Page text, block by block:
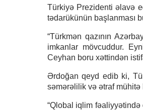
Türkiyə Prezidenti əlavə
tədarükünün başlanması
“Türkmən qazının
imkanlar mövcuddur.
Ceyhan boru xəttindən
Ərdoğan qeyd edib ki,
səmərəlilik və ətraf
“Qlobal iqlim